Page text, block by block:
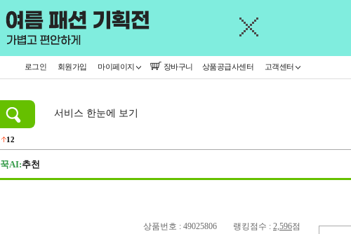
로그인 회원가입 마이페이지 장바구니 상품공급사센터 고객센터
12
서비스 한눈에 보기
꾹AI:추천
상품번호 : 49025806 랭킹점수 : 2,596점